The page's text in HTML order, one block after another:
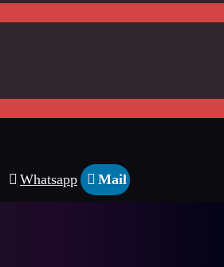
Whatsapp Mail